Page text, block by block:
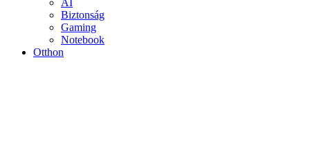
Biztonság
Gaming
Notebook
Otthon